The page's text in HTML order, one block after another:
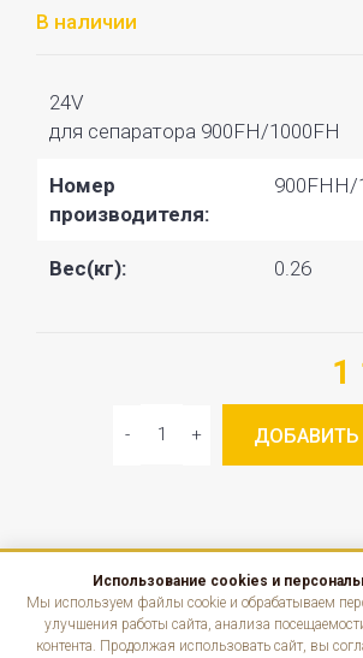
В наличии
24V
для сепаратора 900FH/1000FH
Номер
производителя:
900FHH/
Вес(кг): 0.26
1
ДОБАВИТЬ
КАТАЛОГ
ИНФОРМАЦИЯ
Использование cookies и
Мы используем файлы cookie и обрабатываем
улучшения работы сайта, анализа
контента. Продолжая использовать сайт, вы